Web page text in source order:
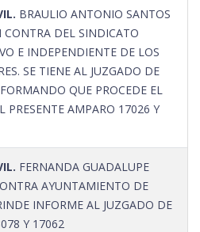
BRAULIO ANTONIO SANTOS
CONTRA DEL SINDICATO
E INDEPENDIENTE DE LOS
SE TIENE AL JUZGADO DE
QUE PROCEDE EL
PRESENTE AMPARO 17026 Y
FERNANDA GUADALUPE
AYUNTAMIENTO DE
INFORME AL JUZGADO DE
Y 17062